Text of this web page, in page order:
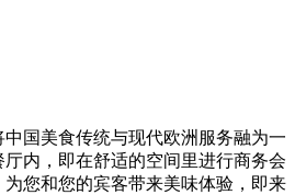
国美食传统与现代欧洲服务融为一
内，即在舒适的空间里进行商务会
您和您的宾客带来美味体验，即来